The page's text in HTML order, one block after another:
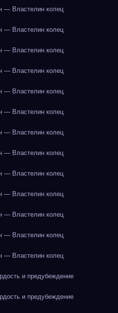
— Властелин колец
— Властелин колец
— Властелин колец
— Властелин колец
— Властелин колец
— Властелин колец
— Властелин колец
— Властелин колец
— Властелин колец
— Властелин колец
— Властелин колец
— Властелин колец
— Властелин колец
и предубеждение
и предубеждение